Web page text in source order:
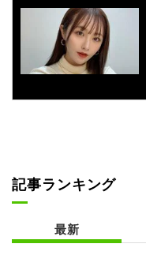
記事ランキング
最新